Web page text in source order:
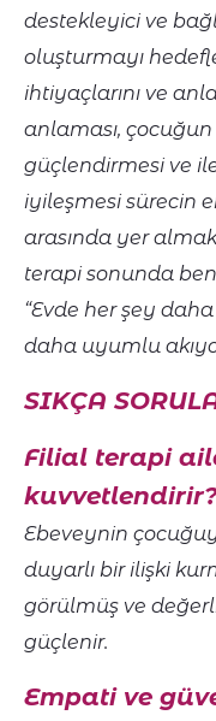
destekleyici ve
oluşturmayı
ihtiyaçlarını ve
anlaması,
güçlendirmesi ve
iyileşmesi sürecin
arasında yer
terapi sonunda
“Evde her şey
daha uyumlu
SIKÇA
Filial terapi
Ebeveynin
duyarlı bir ilişki
görülmüş ve
güçlenir.
Empati ve